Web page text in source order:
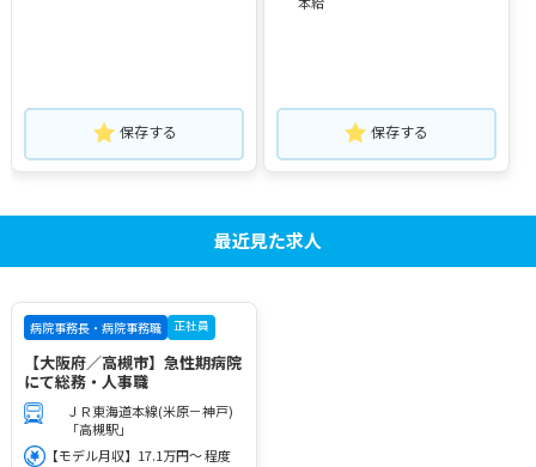
保存する 保存する
最近見た求人
病院事務長・病院事務職 正社員
【大阪府／高槻市】急性期病院
にて総務・人事職
ＪＲ東海道本線(米原－神戸)
「高槻駅」
【モデル月収】17.1万円～ 程度